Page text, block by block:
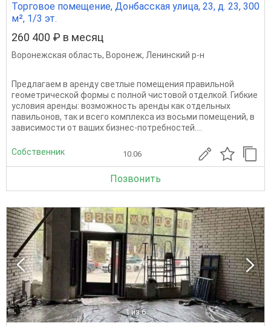
Торговое помещение, Донбасская улица, 23, д. 23, 300
м², 1/3 эт.
260 400 ₽ в месяц
Воронежская область, Воронеж, Ленинский р-н
Предлагаем в аренду светлые помещения правильной
геометрической формы с полной чистовой отделкой. Гибкие
условия аренды: возможность аренды как отдельных
павильонов, так и всего комплекса из восьми помещений, в
зависимости от ваших бизнес-потребностей....
Собственник 10.06
Позвонить
1 из 6